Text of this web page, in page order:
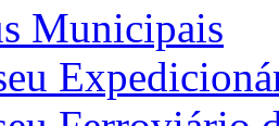
Municipais